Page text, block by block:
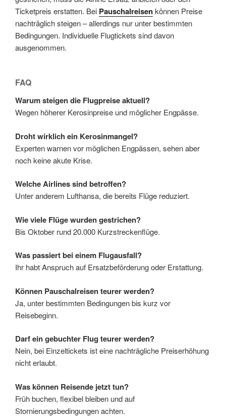
Ticketpreis erstatten. Bei Pauschalreisenkönnen Preise
nachträglich steigen – allerdings nur unter bestimmten
Bedingungen. Individuelle Flugtickets sind davon
ausgenommen.
FAQ
Warum steigen die Flugpreise aktuell?
Wegen höherer Kerosinpreise und möglicher Engpässe.
Droht wirklich ein Kerosinmangel?
Experten warnen vor möglichen Engpässen, sehen aber
noch keine akute Krise.
Welche Airlines sind betroffen?
Unter anderem Lufthansa, die bereits Flüge reduziert.
Wie viele Flüge wurden gestrichen?
Bis Oktober rund 20.000 Kurzstreckenflüge.
Was passiert bei einem Flugausfall?
Ihr habt Anspruch auf Ersatzbeförderung oder Erstattung.
Können Pauschalreisen teurer werden?
Ja, unter bestimmten Bedingungen bis kurz vor
Reisebeginn.
Darf ein gebuchter Flug teurer werden?
Nein, bei Einzeltickets ist eine nachträgliche Preiserhöhung
nicht erlaubt.
Was können Reisende jetzt tun?
Früh buchen, flexibel bleiben und auf
Stornierungsbedingungen achten.